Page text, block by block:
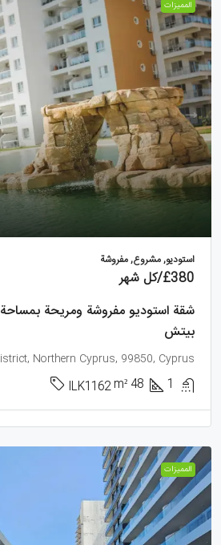
الممیزات
استوديو, مشروع, مفروشة
£380/كل شهر
بيتش
Northern Cyprus, 99850, Cyprus
1
48
m²
ILK1162
الممیزات